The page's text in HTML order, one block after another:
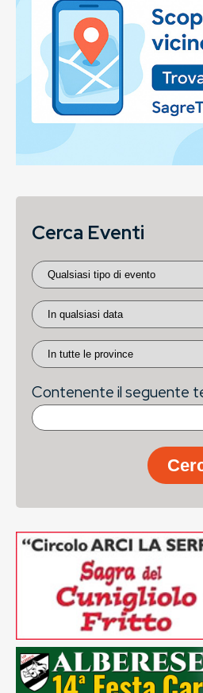
Cerca Eventi
Contenente il seguente